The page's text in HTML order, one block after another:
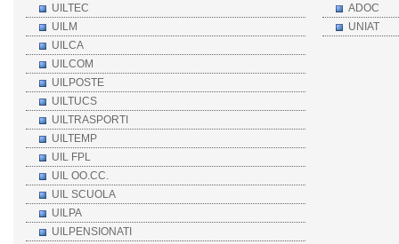
UILTEC
UILM
UILCA
UILCOM
UILPOSTE
UILTUCS
UILTRASPORTI
UILTEMP
UIL FPL
UIL OO.CC.
UIL SCUOLA
UILPA
UILPENSIONATI
ADOC
UNIAT